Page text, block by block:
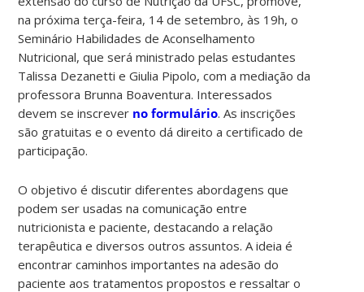
na próxima terça-feira, 14 de setembro, às 19h, o
Seminário Habilidades de Aconselhamento
Nutricional, que será ministrado pelas estudantes
Talissa Dezanetti e Giulia Pipolo, com a mediação da
professora Brunna Boaventura. Interessados
devem se inscrever no formulário. As inscrições
são gratuitas e o evento dá direito a certificado de
participação.
O objetivo é discutir diferentes abordagens que
podem ser usadas na comunicação entre
nutricionista e paciente, destacando a relação
terapêutica e diversos outros assuntos. A ideia é
encontrar caminhos importantes na adesão do
paciente aos tratamentos propostos e ressaltar o